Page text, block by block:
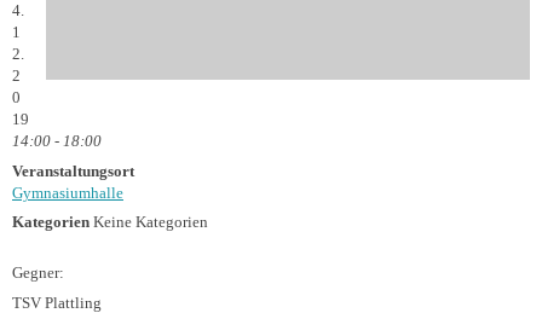
4.
1
2.
2
0
19
14:00 - 18:00
Veranstaltungsort
Gymnasiumhalle
Kategorien Keine Kategorien
Gegner:
TSV Plattling